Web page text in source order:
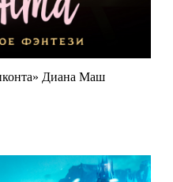
Диана Маш